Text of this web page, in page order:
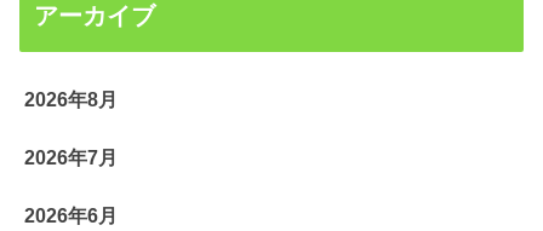
アーカイブ
2026年8月
2026年7月
2026年6月